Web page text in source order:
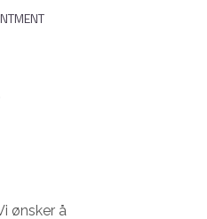
ønsker å